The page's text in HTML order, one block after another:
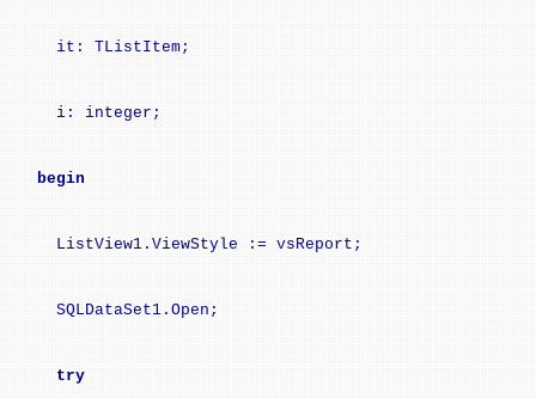
it: TListItem;
i: integer;
begin
ListView1.ViewStyle := vsReport;
SQLDataSet1.Open;
try